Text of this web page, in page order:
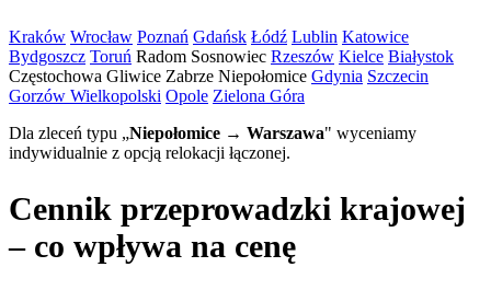
Kraków Wrocław Poznań Gdańsk Łódź Lublin Katowice
Bydgoszcz Toruń Radom Sosnowiec Rzeszów Kielce Białystok
Częstochowa Gliwice Zabrze Niepołomice Gdynia Szczecin
Gorzów Wielkopolski Opole Zielona Góra
Dla zleceń typu „Niepołomice → Warszawa" wyceniamy
indywidualnie z opcją relokacji łączonej.
Cennik przeprowadzki krajowej
– co wpływa na cenę